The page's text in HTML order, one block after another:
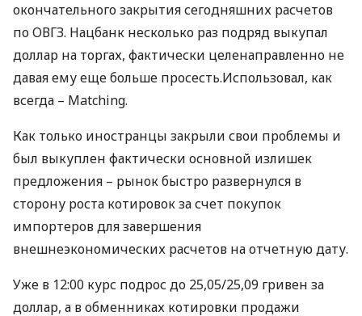
окончательного закрытия сегодняшних расчетов
поОВГЗ. Нацбанк несколько раз подряд выкупал
доллар на торгах, фактически целенаправленно не
давая ему еще больше просесть.Использовал, как
всегда – Matching.
Как только иностранцы закрыли свои проблемы и
был выкуплен фактически основной излишек
предложения – рынок быстро развернулся в
сторону роста котировок за счет покупок
импортеров для завершения
внешнеэкономических расчетов на отчетную дату.
Уже в 12:00 курс подрос до 25,05/25,09 гривен за
доллар, а в обменниках котировки продажи